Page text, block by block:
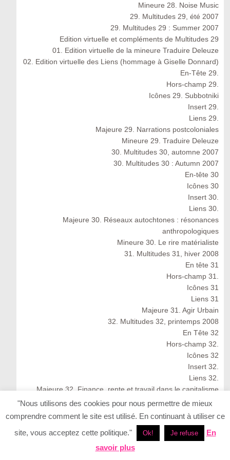
Mineure 28. Noise Music
29. Multitudes 29, été 2007
29. Multitudes 29 : Summer 2007
Edition virtuelle et compléments de Multitudes 29
01. Edition virtuelle de la mineure Traduire Deleuze
02. Edition virtuelle des Liens (hommage à Giselle Donnard)
En-Tête 29.
Hors-champ 29.
Icônes 29. Subbotniki
Insert 29.
Liens 29.
Majeure 29. Narrations postcoloniales
Mineure 29. Traduire Deleuze
30. Multitudes 30, automne 2007
30. Multitudes 30 : Autumn 2007
En-tête 30
Icônes 30
Insert 30.
Liens 30.
Majeure 30. Réseaux autochtones : résonances
anthropologiques
Mineure 30. Le rire matérialiste
31. Multitudes 31, hiver 2008
En tête 31
Hors-champ 31.
Icônes 31
Liens 31
Majeure 31. Agir Urbain
32. Multitudes 32, printemps 2008
En Tête 32
Hors-champ 32.
Icônes 32
Insert 32.
Liens 32.
Majeure 32. Finance, rente et travail dans le capitalisme
cognitif
Multitudes 32 : Spring 2008
33. Multitudes 33 : Summer 2008
"Nous utilisons des cookies pour nous permettre de mieux
comprendre comment le site est utilisé. En continuant à utiliser ce
site, vous acceptez cette politique."
Ok! Je refuse
En
savoir plus